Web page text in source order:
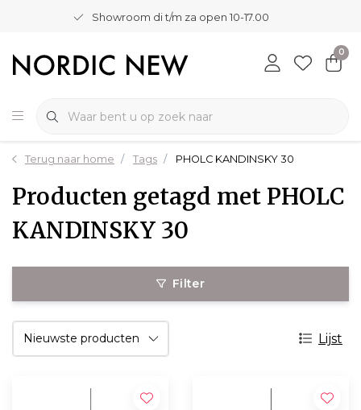
Showroom di t/m za open 10-17.00
0
Terug naar home Tags PHOLC KANDINSKY 30
Producten getagd met PHOLC
KANDINSKY 30
Filter
Lijst